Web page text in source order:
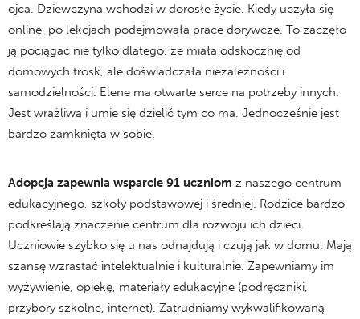
ojca. Dziewczyna wchodzi w dorosłe życie. Kiedy uczyła się
online, po lekcjach podejmowała prace dorywcze. To zaczęło
ją pociągać nie tylko dlatego, że miała odskocznię od
domowych trosk, ale doświadczała niezależności i
samodzielności. Elene ma otwarte serce na potrzeby innych.
Jest wrażliwa i umie się dzielić tym co ma. Jednocześnie jest
bardzo zamknięta w sobie.
Adopcja zapewnia wsparcie 91 uczniom z naszego centrum
edukacyjnego, szkoły podstawowej i średniej. Rodzice bardzo
podkreślają znaczenie centrum dla rozwoju ich dzieci.
Uczniowie szybko się u nas odnajdują i czują jak w domu. Mają
szansę wzrastać intelektualnie i kulturalnie. Zapewniamy im
wyżywienie, opiekę, materiały edukacyjne (podręczniki,
przybory szkolne, internet). Zatrudniamy wykwalifikowaną